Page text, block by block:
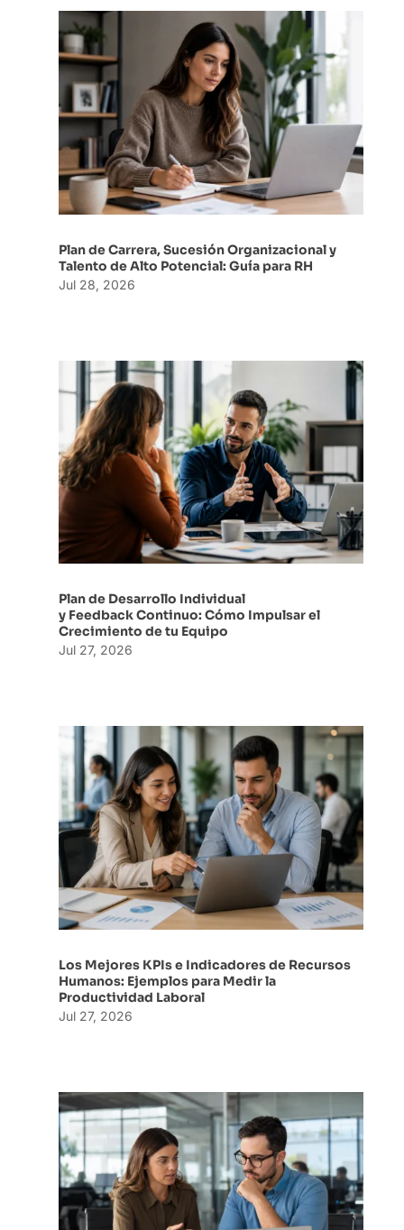
Plan de Carrera, Sucesión Organizacional y
Talento de Alto Potencial: Guía para RH
Jul 28, 2026
Plan de Desarrollo Individual
y Feedback Continuo: Cómo Impulsar el
Crecimiento de tu Equipo
Jul 27, 2026
Los Mejores KPIs e Indicadores de Recursos
Humanos: Ejemplos para Medir la
Productividad Laboral
Jul 27, 2026